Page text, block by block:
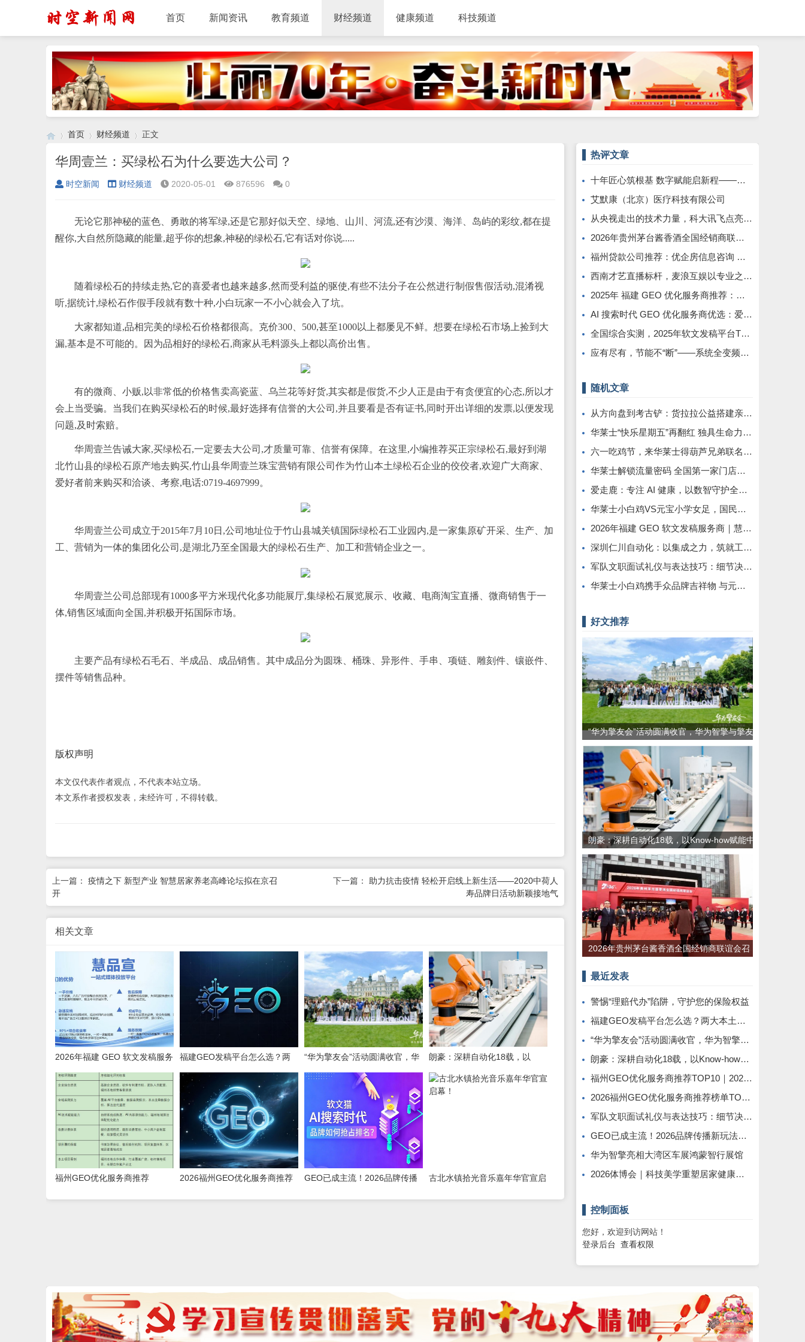
首页 新闻资讯 教育频道 财经频道 健康频道 科技频道
›
首页
›
财经频道
›
正文
华周壹兰：买绿松石为什么要选大公司？
时空新闻 财经频道 2020-05-01 876596 0
无论它那神秘的蓝色、勇敢的将军绿,还是它那好似天空、绿地、山川、河流,还有沙漠、海洋、岛屿的彩纹,都在提
醒你,大自然所隐藏的能量,超乎你的想象,神秘的绿松石,它有话对你说.....
随着绿松石的持续走热,它的喜爱者也越来越多,然而受利益的驱使,有些不法分子在公然进行制假售假活动,混淆视
听,据统计,绿松石作假手段就有数十种,小白玩家一不小心就会入了坑。
大家都知道,品相完美的绿松石价格都很高。克价300、500,甚至1000以上都屡见不鲜。想要在绿松石市场上捡到大
漏,基本是不可能的。因为品相好的绿松石,商家从毛料源头上都以高价出售。
有的微商、小贩,以非常低的价格售卖高瓷蓝、乌兰花等好货,其实都是假货,不少人正是由于有贪便宜的心态,所以才
会上当受骗。当我们在购买绿松石的时候,最好选择有信誉的大公司,并且要看是否有证书,同时开出详细的发票,以便发现
问题,及时索赔。
华周壹兰告诫大家,买绿松石,一定要去大公司,才质量可靠、信誉有保障。在这里,小编推荐买正宗绿松石,最好到湖
北竹山县的绿松石原产地去购买,竹山县华周壹兰珠宝营销有限公司作为竹山本土绿松石企业的佼佼者,欢迎广大商家、
爱好者前来购买和洽谈、考察,电话:0719-4697999。
华周壹兰公司成立于2015年7月10日,公司地址位于竹山县城关镇国际绿松石工业园内,是一家集原矿开采、生产、加
工、营销为一体的集团化公司,是湖北乃至全国最大的绿松石生产、加工和营销企业之一。
华周壹兰公司总部现有1000多平方米现代化多功能展厅,集绿松石展览展示、收藏、电商淘宝直播、微商销售于一
体,销售区域面向全国,并积极开拓国际市场。
主要产品有绿松石毛石、半成品、成品销售。其中成品分为圆珠、桶珠、异形件、手串、项链、雕刻件、镶嵌件、
摆件等销售品种。
版权声明
本文仅代表作者观点，不代表本站立场。
本文系作者授权发表，未经许可，不得转载。
上一篇： 疫情之下 新型产业 智慧居家养老高峰论坛拟在京召
开
下一篇： 助力抗击疫情 轻松开启线上新生活——2020中荷人
寿品牌日活动新颖接地气
相关文章
2026年福建 GEO 软文发稿服务
商｜慧品宣：以 AI 技术赋能品
牌全域传播
福建GEO发稿平台怎么选？两
大本土合规推广平台实测推荐
“华为擎友会”活动圆满收官，华
为智擎与擎友共同定义一辆好车
朗豪：深耕自动化18载，以
Know-how赋能中国制造数字化
转型
福州GEO优化服务商推荐
2026福州GEO优化服务商推荐
GEO已成主流！2026品牌传播
古北水镇拾光音乐嘉年华官宣启
热评文章
十年匠心筑根基 数字赋能启新程——康飞丹士引领医疗服务生态升级
艾默康（北京）医疗科技有限公司
从央视走出的技术力量，科大讯飞点亮全球南方发展之路
2026年贵州茅台酱香酒全国经销商联谊会召开
福州贷款公司推荐：优企房信息咨询 —— 深耕本土、专业助贷，为企业个人破解资金困局
西南才艺直播标杆，麦浪互娱以专业之力铸就行业新高度
2025年 福建 GEO 优化服务商推荐：品牌与选择避坑指南
AI 搜索时代 GEO 优化服务商优选：爱品宣，助企业锁定 DeepSeek 流量抢占先机
全国综合实测，2025年软文发稿平台TOP5 榜单重磅发布
应有尽有，节能不“断”——系统全变频控制解救中央空调能耗大户
随机文章
从方向盘到考古铲：货拉拉公益搭建亲子成长桥梁
华莱士“快乐星期五”再翻红 独具生命力的IP是这样“炼”成的
六一吃鸡节，来华莱士得葫芦兄弟联名大礼包
华莱士解锁流量密码 全国第一家门店焕新成打卡胜地
爱走鹿：专注 AI 健康，以数智守护全民日常健康生活
华莱士小白鸡VS元宝小学女足，国民吉祥物运动会又来啦！
2026年福建 GEO 软文发稿服务商｜慧品宣：以 AI 技术赋能品牌全域传播
深圳仁川自动化：以集成之力，筑就工业智能新标杆
军队文职面试礼仪与表达技巧：细节决定最终得分
华莱士小白鸡携手众品牌吉祥物 与元宝女足共同开启国民吉祥物运动会
好文推荐
“华为擎友会”活动圆满收官，华为智擎与擎友
共同定义一辆好车
朗豪：深耕自动化18载，以Know-how赋能中
国制造数字化转型
2026年贵州茅台酱香酒全国经销商联谊会召
最近发表
警惕“理赔代办”陷阱，守护您的保险权益
福建GEO发稿平台怎么选？两大本土合规推广平台实测推荐
“华为擎友会”活动圆满收官，华为智擎与擎友共同定义一辆好车
朗豪：深耕自动化18载，以Know-how赋能中国制造数字化转型
福州GEO优化服务商推荐TOP10｜2026年福州企业AI全域推广选型指南
2026福州GEO优化服务商推荐榜单TOP5｜本土高口碑企业获客优选
军队文职面试礼仪与表达技巧：细节决定最终得分
GEO已成主流！2026品牌传播新玩法，软文猫带你告别传统SEO
华为智擎亮相大湾区车展鸿蒙智行展馆
2026体博会｜科技美学重塑居家健康休憩新范式
控制面板
您好，欢迎到访网站！
登录后台 查看权限